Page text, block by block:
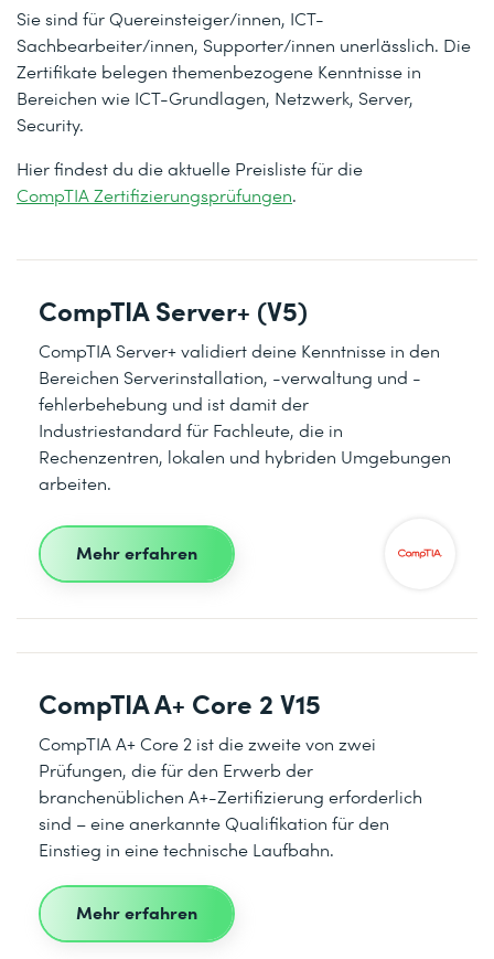
Sie sind für Quereinsteiger/innen, ICT-
Sachbearbeiter/innen, Supporter/innen unerlässlich. Die
Zertifikate belegen themenbezogene Kenntnisse in
Bereichen wie ICT-Grundlagen, Netzwerk, Server,
Security.
Hier findest du die aktuelle Preisliste für die
CompTIA Zertifizierungsprüfungen.
CompTIA Server+ (V5)
CompTIA Server+ validiert deine Kenntnisse in den
Bereichen Serverinstallation, -verwaltung und -
fehlerbehebung und ist damit der
Industriestandard für Fachleute, die in
Rechenzentren, lokalen und hybriden Umgebungen
arbeiten.
Mehr erfahren
CompTIA A+ Core 2 V15
CompTIA A+ Core 2 ist die zweite von zwei
Prüfungen, die für den Erwerb der
branchenüblichen A+-Zertifizierung erforderlich
sind – eine anerkannte Qualifikation für den
Einstieg in eine technische Laufbahn.
Mehr erfahren